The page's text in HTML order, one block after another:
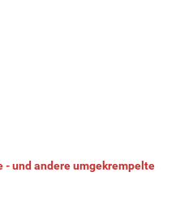
- und andere umgekrempelte